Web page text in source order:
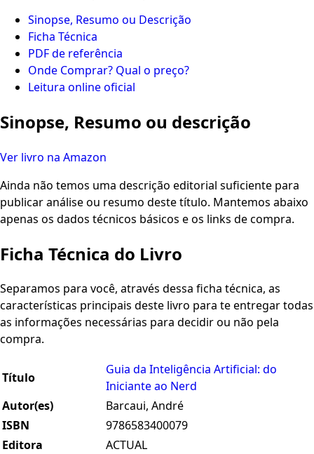
Sinopse, Resumo ou Descrição
Ficha Técnica
PDF de referência
Onde Comprar? Qual o preço?
Leitura online oficial
Sinopse, Resumo ou descrição
Ver livro na Amazon
Ainda não temos uma descrição editorial suficiente para
publicar análise ou resumo deste título. Mantemos abaixo
apenas os dados técnicos básicos e os links de compra.
Ficha Técnica do Livro
Separamos para você, através dessa ficha técnica, as
características principais deste livro para te entregar todas
as informações necessárias para decidir ou não pela
compra.
Título
Guia da Inteligência Artificial: do
Iniciante ao Nerd
Autor(es)
Barcaui, André
ISBN
9786583400079
Editora
ACTUAL